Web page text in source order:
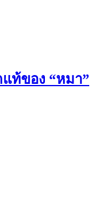
แท้ของ “หมา”